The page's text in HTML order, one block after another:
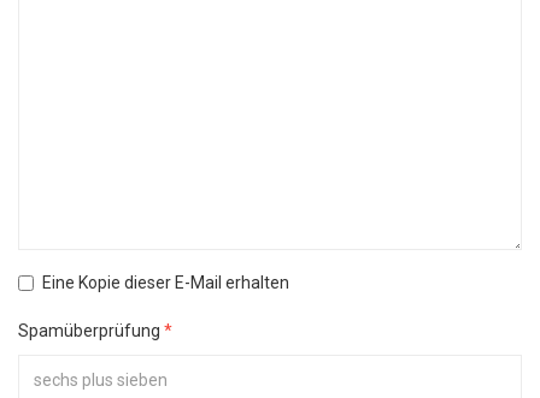
Eine Kopie dieser E-Mail erhalten
Spamüberprüfung *